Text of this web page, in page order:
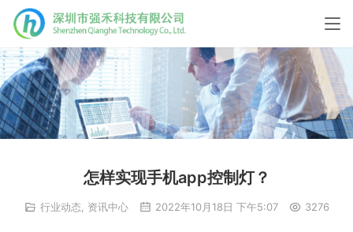
怎样实现手机app控制灯？
行业动态 资讯中心 2022年10月18日 下午5:07 3276